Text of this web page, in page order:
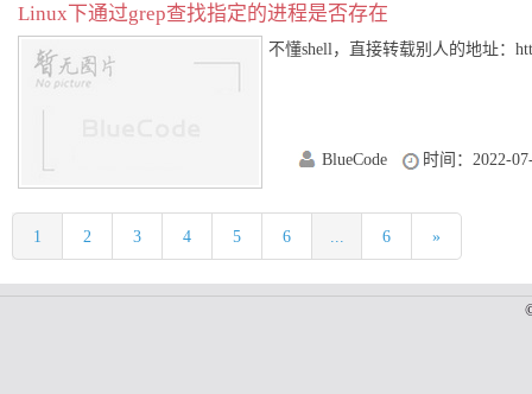
Linux下通过grep查找指定的进程是否存在
不懂shell，直接转载别人的地址：
BlueCode 时间：2022-
1 2 3 4 5 6 ... 6 »